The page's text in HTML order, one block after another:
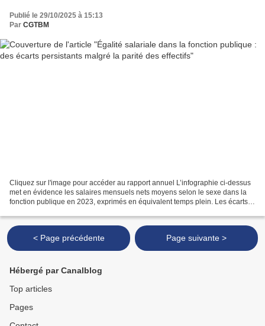
Publié le 29/10/2025 à 15:13
Par CGTBM
Cliquez sur l'image pour accéder au rapport annuel L’infographie ci-dessus
met en évidence les salaires mensuels nets moyens selon le sexe dans la
fonction publique en 2023, exprimés en équivalent temps plein. Les écarts
< Page précédente Page suivante >
Hébergé par Canalblog
Top articles
Pages